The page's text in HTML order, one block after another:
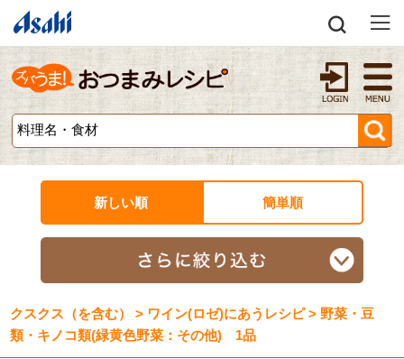
新しい順 簡単順
クスクス（を含む） > ワイン(ロゼ)にあうレシピ > 野菜・豆
類・キノコ類(緑黄色野菜：その他) 1品